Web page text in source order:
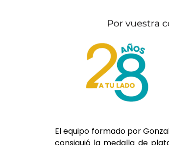
El equipo formado por
consiguió la medalla de